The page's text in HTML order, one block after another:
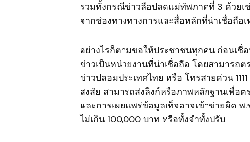
รวมทั้งกรณีข่าวลือปลดแม่ทัพภาคที่ 3 ด้วย
จากช่องทางทางการและสื่อหลักที่น่าเชื่อถือเ
อย่างไรก็ตามขอให้ประชาชนทุกคน ก่อนเชื่
ข่าวเป็นหน่วยงานที่น่าเชื่อถือ โดยสามารถ
ข่าวปลอมประเทศไทย หรือ โทรสายด่วน
สงสัย สามารถส่งลิงก์หรือภาพหลักฐานเพื่อ
และการเผยแพร่ข้อมูลเท็จอาจเข้าข่ายผิด
ไม่เกิน 100,000 บาท หรือทั้งจำทั้งปรับ